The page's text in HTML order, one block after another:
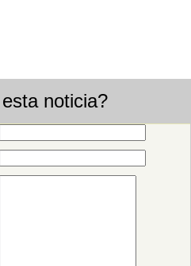
noticia?